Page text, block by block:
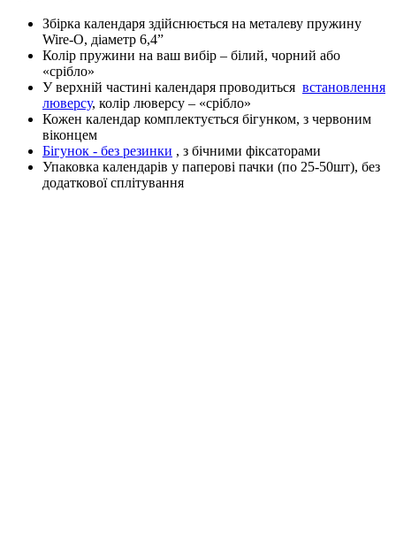
Збірка календаря здійснюється на металеву пружину
Wire-O, діаметр 6,4”
Колір пружини на ваш вибір – білий, чорний або
«срібло»
У верхній частині календаря проводиться встановлення
люверсу, колір люверсу – «срібло»
Кожен календар комплектується бігунком, з червоним
віконцем
Бігунок - без резинки , з бічними фіксаторами
Упаковка календарів у паперові пачки (по 25-50шт), без
додаткової сплітування